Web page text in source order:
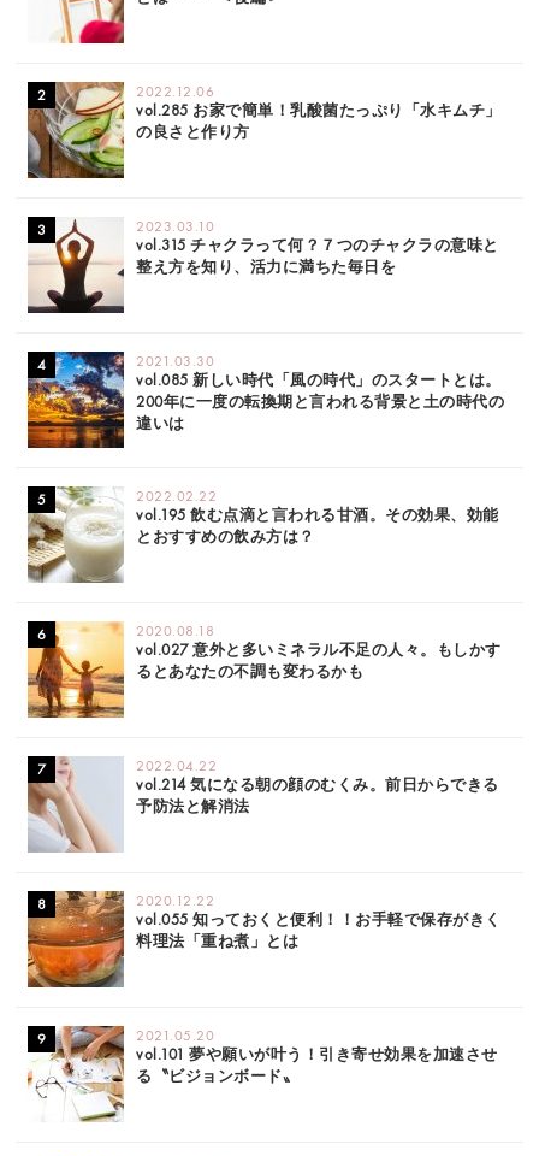
2022.12.06
vol.285 お家で簡単！乳酸菌たっぷり「水キムチ」
の良さと作り方
2023.03.10
vol.315 チャクラって何？７つのチャクラの意味と
整え方を知り、活力に満ちた毎日を
2021.03.30
vol.085 新しい時代「風の時代」のスタートとは。
200年に一度の転換期と言われる背景と土の時代の
違いは
2022.02.22
vol.195 飲む点滴と言われる甘酒。その効果、効能
とおすすめの飲み方は？
2020.08.18
vol.027 意外と多いミネラル不足の人々。もしかす
るとあなたの不調も変わるかも
2022.04.22
vol.214 気になる朝の顔のむくみ。前日からできる
予防法と解消法
2020.12.22
vol.055 知っておくと便利！！お手軽で保存がきく
料理法「重ね煮」とは
2021.05.20
vol.101 夢や願いが叶う！引き寄せ効果を加速させ
る〝ビジョンボード〟